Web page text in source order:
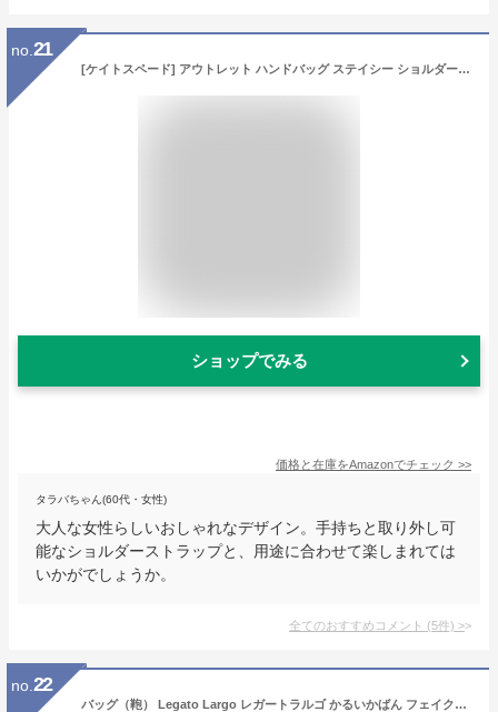
no. 21
[ケイトスペード] アウトレット ハンドバッグ ステイシー ショルダーバッグ レディース KATE SPADE WKRU6952 (1)129 ウォームベージュ マルチ ベージュ [並行輸入品]
ショップでみる
価格と在庫をAmazonでチェック >>
タラバちゃん(60代・女性)
大人な女性らしいおしゃれなデザイン。手持ちと取り外し可
能なショルダーストラップと、用途に合わせて楽しまれては
いかがでしょうか。
全てのおすすめコメント (5件) >
no. 22
バッグ（鞄） Legato Largo レガートラルゴ かるいかばん フェイクレザー 通勤 通学 おでかけ 肩ひも長め 持ちやすい トート バッグ A4対応 (アクアカルダ)